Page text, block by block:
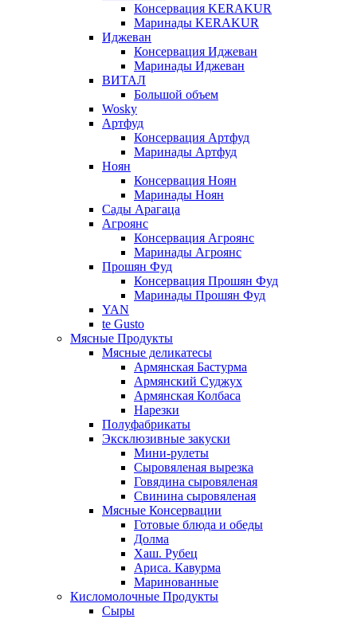
Консервация KERAKUR
Маринады KERAKUR
Иджеван
Консервация Иджеван
Маринады Иджеван
ВИТАЛ
Большой объем
Wosky
Артфуд
Консервация Артфуд
Маринады Артфуд
Ноян
Консервация Ноян
Маринады Ноян
Сады Арагаца
Агроянс
Консервация Агроянс
Маринады Агроянс
Прошян Фуд
Консервация Прошян Фуд
Маринады Прошян Фуд
YAN
te Gusto
Мясные Продукты
Мясные деликатесы
Армянская Бастурма
Армянский Суджух
Армянская Колбаса
Нарезки
Полуфабрикаты
Эксклюзивные закуски
Мини-рулеты
Сыровяленая вырезка
Говядина сыровяленая
Свинина сыровяленая
Мясные Консервации
Готовые блюда и обеды
Долма
Хаш. Рубец
Ариса. Кавурма
Маринованные
Кисломолочные Продукты
Сыры